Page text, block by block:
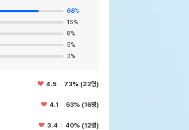
68%
16%
8%
5%
3%
4.5 73% (22명)
4.1 53% (16명)
3.4 40% (12명)